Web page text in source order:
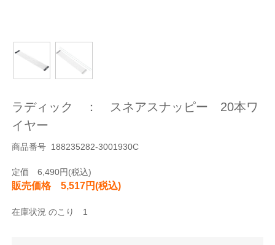
ラディック ： スネアスナッピー 20本ワ
イヤー
商品番号 188235282-3001930C
定価 6,490円(税込)
販売価格 5,517円(税込)
在庫状況 のこり 1